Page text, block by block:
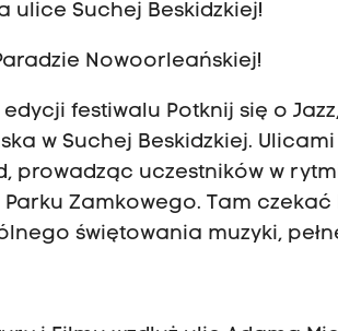
ulice Suchej Beskidzkiej!
Nowoorleańskiej!
festiwalu Potknij się o
w Suchej Beskidzkiej.
prowadząc uczestników w
Zamkowego. Tam
świętowania muzyki,